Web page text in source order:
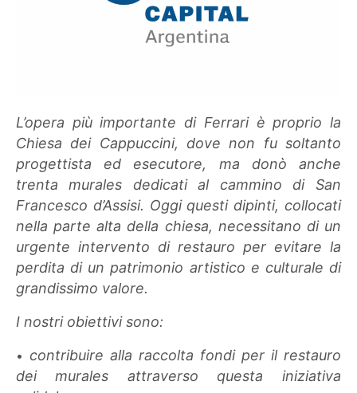
L’opera più importante di Ferrari è proprio la
Chiesa dei Cappuccini, dove non fu soltanto
progettista ed esecutore, ma donò anche
trenta murales dedicati al cammino di San
Francesco d’Assisi. Oggi questi dipinti, collocati
nella parte alta della chiesa, necessitano di un
urgente intervento di restauro per evitare la
perdita di un patrimonio artistico e culturale di
grandissimo valore.
I nostri obiettivi sono:
• contribuire alla raccolta fondi per il restauro
dei murales attraverso questa iniziativa